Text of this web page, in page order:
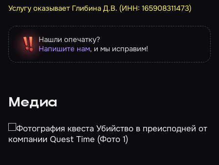
Услугу оказывает Глибина Д.В. (ИНН: 165908311473)
Нашли опечатку?
Напишите нам, и мы исправим!
Медиа